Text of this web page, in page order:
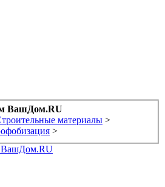
ВашДом.RU
материалы >
>